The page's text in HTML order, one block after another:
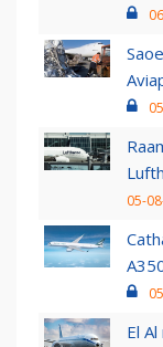
05-
El